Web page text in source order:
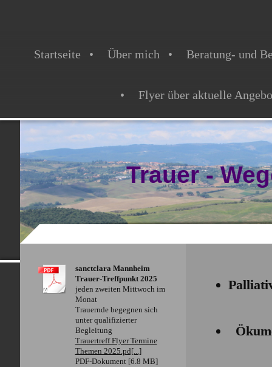
Startseite Über mich Beratung- und
Flyer über aktuelle
Trauer -
sanctclara Mannheim
Trauer-Treffpunkt 2025
jeden zweiten Mittwoch im
Monat
Trauernde begegnen sich
unter qualifizierter
Begleitung
Trauertreff Flyer Termine
Themen 2025.pd[...]
PDF-Dokument [6.8 MB]